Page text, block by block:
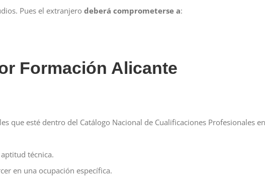
Pues el extranjero deberá comprometerse a:
Formación Alicante
que esté dentro del Catálogo Nacional de Cualificaciones Profesionales
técnica.
en una ocupación específica.